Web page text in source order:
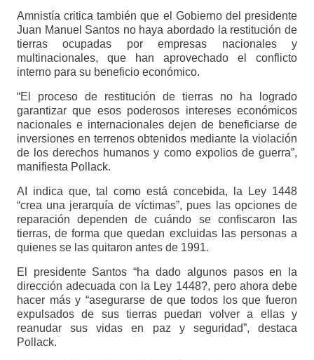
Amnistía critica también que el Gobierno del presidente
Juan Manuel Santos no haya abordado la restitución de
tierras ocupadas por empresas nacionales y
multinacionales, que han aprovechado el conflicto
interno para su beneficio económico.
“El proceso de restitución de tierras no ha logrado
garantizar que esos poderosos intereses económicos
nacionales e internacionales dejen de beneficiarse de
inversiones en terrenos obtenidos mediante la violación
de los derechos humanos y como expolios de guerra”,
manifiesta Pollack.
AI indica que, tal como está concebida, la Ley 1448
“crea una jerarquía de víctimas”, pues las opciones de
reparación dependen de cuándo se confiscaron las
tierras, de forma que quedan excluidas las personas a
quienes se las quitaron antes de 1991.
El presidente Santos “ha dado algunos pasos en la
dirección adecuada con la Ley 1448?, pero ahora debe
hacer más y “asegurarse de que todos los que fueron
expulsados de sus tierras puedan volver a ellas y
reanudar sus vidas en paz y seguridad”, destaca
Pollack.